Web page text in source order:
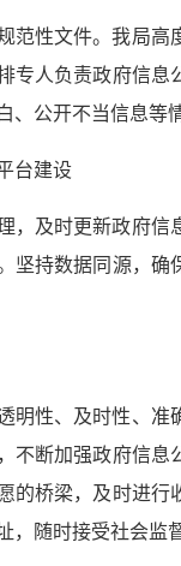
范性文件。我局
专人负责政府信
、公开不当信息等
台建设
，及时更新政府
坚持数据同源，
明性、及时性、
不断加强政府信
的桥梁，及时进
，随时接受社会监督